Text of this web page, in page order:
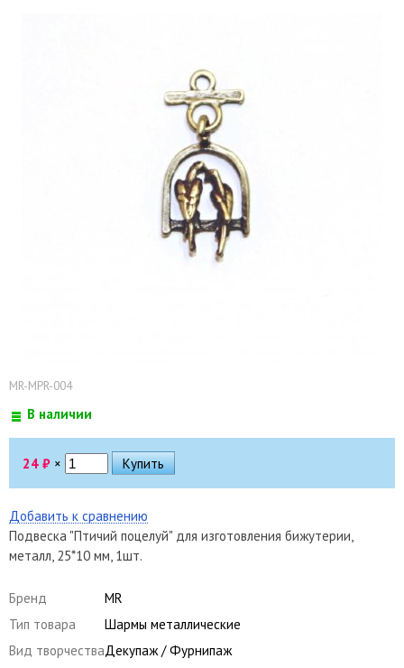
MR-MPR-004
В наличии
24 ₽ ×
Добавить к сравнению
Подвеска "Птичий поцелуй" для изготовления бижутерии,
металл, 25*10 мм, 1шт.
Бренд
MR
Тип товара
Шармы металлические
Вид творчестваДекупаж / Фурнипаж